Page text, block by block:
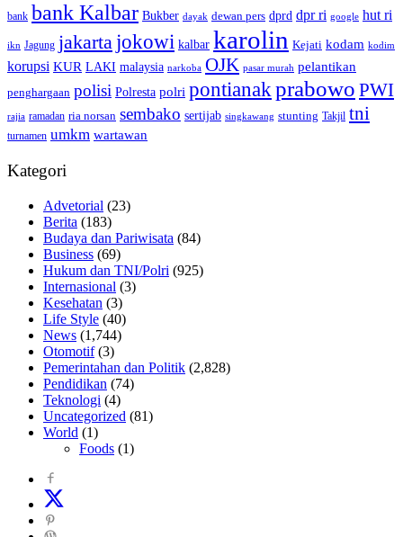
bank bank Kalbar Bukber dayak dewan pers dprd dpr ri google hut ri
ikn Jagung jakarta jokowi kalbar karolin Kejati kodam kodim
korupsi KUR LAKI malaysia narkoba OJK pasar murah pelantikan
penghargaan polisi Polresta polri pontianakprabowo PWI
rajia ramadan ria norsan sembako sertijab singkawang stunting Takjil tni
turnamen umkm wartawan
Kategori
Advetorial (23)
Berita (183)
Budaya dan Pariwisata (84)
Business (69)
Hukum dan TNI/Polri (925)
Internasional (3)
Kesehatan (3)
Life Style (40)
News (1,744)
Otomotif(3)
Pemerintahan dan Politik (2,828)
Pendidikan (74)
Teknologi (4)
Uncategorized (81)
World (1)
Foods (1)